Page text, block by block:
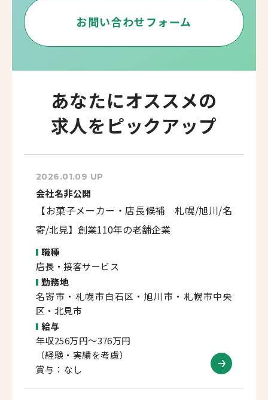
お問い合わせフォーム
あなたにオススメの
求人をピックアップ
2026.01.09 UP
会社名非公開
【お菓子メーカー・店長候補 札幌/旭川/名
寄/北見】創業110年の老舗企業
職種
店長・接客サービス
勤務地
名寄市・札幌市白石区・旭川市・札幌市中央
区・北見市
給与
年収256万円～376万円
（経験・実績を考慮）
賞与：なし